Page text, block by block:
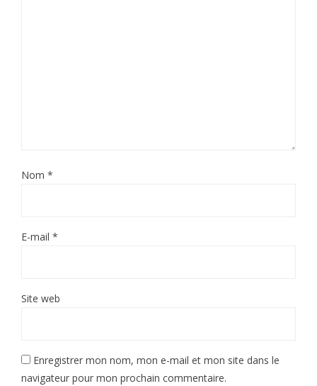
Nom *
E-mail *
Site web
Enregistrer mon nom, mon e-mail et mon site dans le
navigateur pour mon prochain commentaire.